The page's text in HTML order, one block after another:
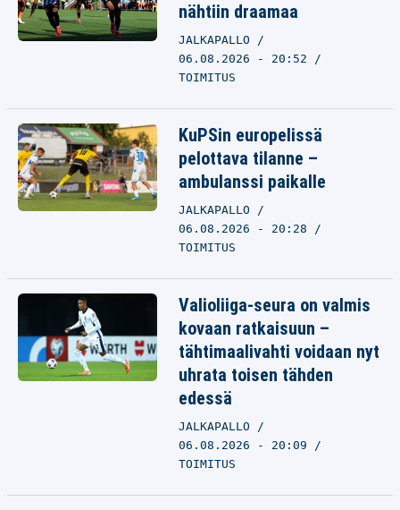
nähtiin draamaa
JALKAPALLO
06.08.2026 - 20:52
TOIMITUS
KuPSin europelissä
pelottava tilanne –
ambulanssi paikalle
JALKAPALLO
06.08.2026 - 20:28
TOIMITUS
Valioliiga-seura on valmis
kovaan ratkaisuun –
tähtimaalivahti voidaan nyt
uhrata toisen tähden
edessä
JALKAPALLO
06.08.2026 - 20:09
TOIMITUS